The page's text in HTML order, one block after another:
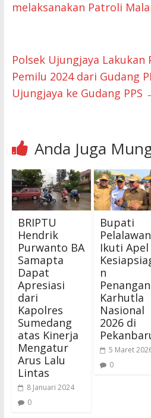
melaksanakan Patroli
Polsek Ujungjaya
Pemilu 2024 dari Gudang
Ujungjaya ke Gudang PPS
Anda Juga
BRIPTU
Hendrik
Purwanto BA
Samapta
Dapat
Apresiasi
dari
Kapolres
Sumedang
atas Kinerja
Mengatur
Arus Lalu
Lintas
8 Januari 2024
0
Bupati
Pelalawan
Ikuti Apel
n
Karhutla
Nasional
2026 di
5 Maret
0